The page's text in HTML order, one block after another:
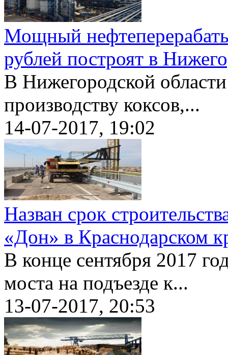
Мощный
рублей построят в
В Нижегородской
производству коксов,...
14-07-2017, 19:02
Назван срок
«Дон» в Краснодарском
В конце сентября 2017
моста на подъезде к...
13-07-2017, 20:53